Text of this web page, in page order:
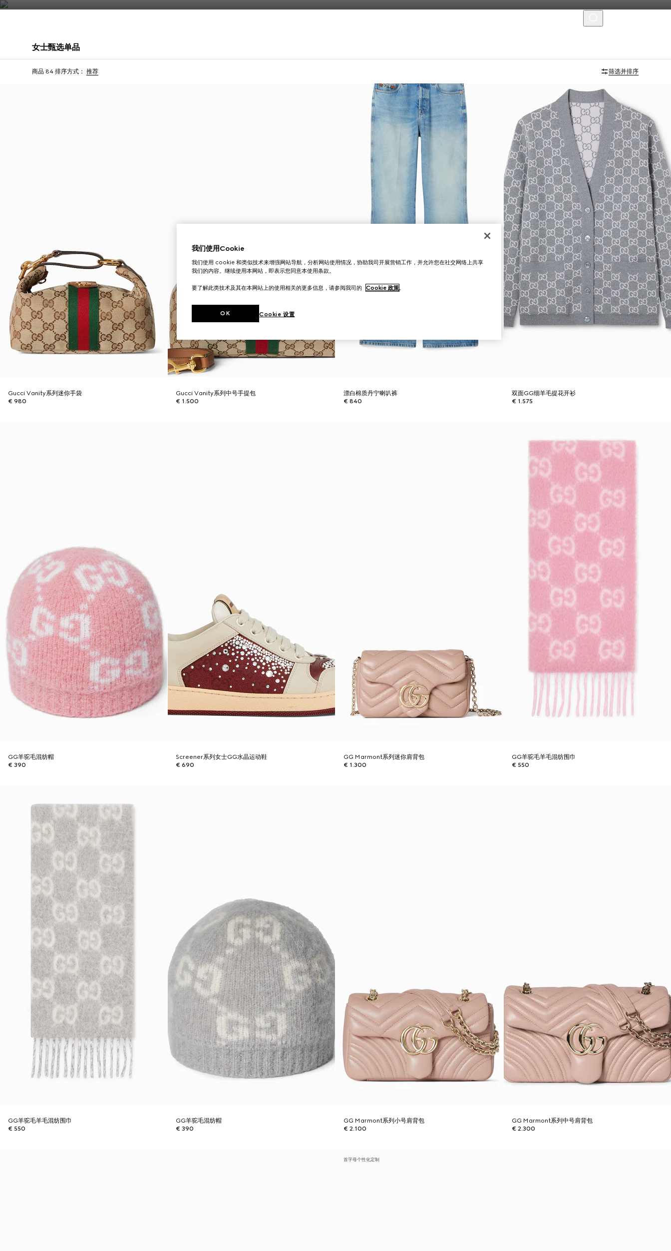
女士甄选单品
商品 84 排序方式： 推荐 筛选并排序
首字母个性化定制
Gucci Vanity系列迷你手袋
€ 980
Gucci Vanity系列中号手提包
€ 1.500
漂白棉质丹宁喇叭裤
€ 840
双面GG细羊毛提花开衫
€ 1.575
GG羊驼毛混纺帽
€ 390
Screener系列女士GG水晶运动鞋
€ 690
GG Marmont系列迷你肩背包
€ 1.300
GG羊驼毛羊毛混纺围巾
€ 550
GG羊驼毛羊毛混纺围巾
€ 550
GG羊驼毛混纺帽
€ 390
GG Marmont系列小号肩背包
€ 2.100
GG Marmont系列中号肩背包
€ 2.300
首字母个性化定制
我们使用Cookie
我们使用 cookie 和类似技术来增强网站导航，分析网站使用情况，协助我司开展营销工作，并允许您在社交网络上共享
我们的内容。继续使用本网站，即表示您同意本使用条款。
要了解此类技术及其在本网站上的使用相关的更多信息，请参阅我司的 Cookie 政策。
Cookie 设置
OK